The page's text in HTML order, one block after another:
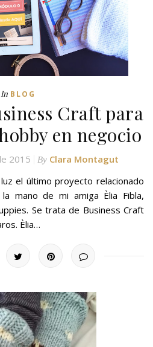
In BLOG
Craft para
en negocio
2015 By Clara Montagut
el último proyecto relacionado
mano de mi amiga Èlia Fibla,
Se trata de Business Craft
Èlia…